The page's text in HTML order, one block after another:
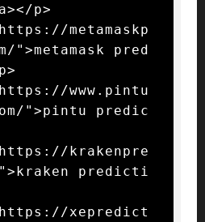
p>
metamaskp
">metamask pred
www.pintu
">pintu predic
krakenpre
predicti
xepredict